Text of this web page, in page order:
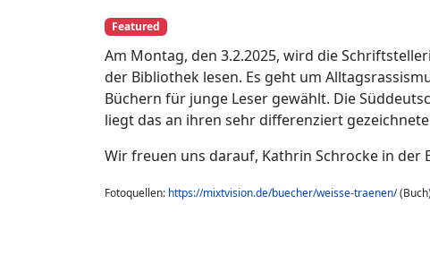
Featured
Am Montag, den 3.2.2025, wird die
der Bibliothek lesen. Es geht um
Büchern für junge Leser gewählt. Die
liegt das an ihren sehr differenziert
Wir freuen uns darauf, Kathrin Schrocke in
Fotoquellen: https://mixtvision.de/buecher/weisse-traenen/